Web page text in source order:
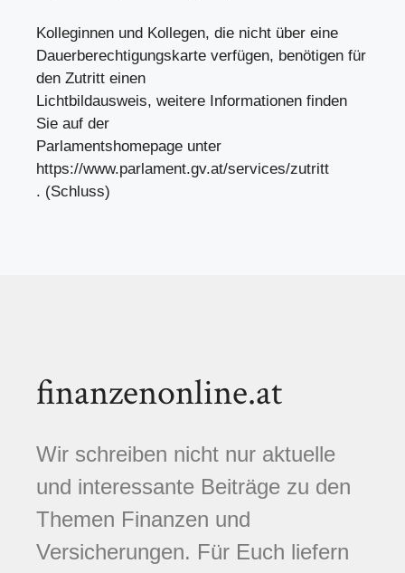
Kolleginnen und Kollegen, die nicht über eine
Dauerberechtigungskarte verfügen, benötigen für
den Zutritt einen
Lichtbildausweis, weitere Informationen finden
Sie auf der
Parlamentshomepage unter
https://www.parlament.gv.at/services/zutritt
. (Schluss)
finanzenonline.at
Wir schreiben nicht nur aktuelle
und interessante Beiträge zu den
Themen Finanzen und
Versicherungen. Für Euch liefern